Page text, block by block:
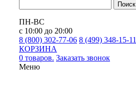
Поиск
ПН-ВС
с 10:00 до 20:00
8 (800) 302-77-06 8 (499) 348-15-11
КОРЗИНА
0 товаров. Заказать звонок
Меню